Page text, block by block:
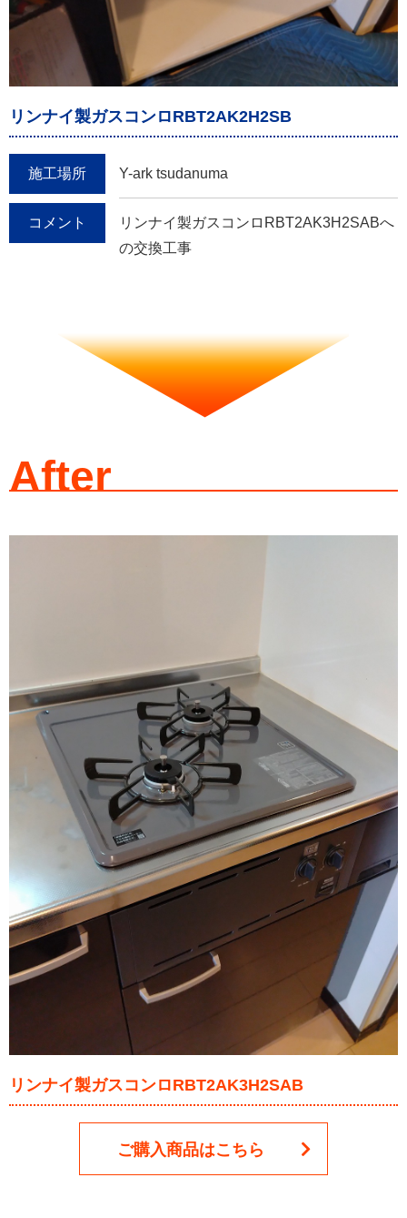
リンナイ製ガスコンロRBT2AK2H2SB
施工場所 Y-ark tsudanuma
コメント
リンナイ製ガスコンロRBT2AK3H2SABへ
の交換工事
After
リンナイ製ガスコンロRBT2AK3H2SAB
ご購入商品はこちら